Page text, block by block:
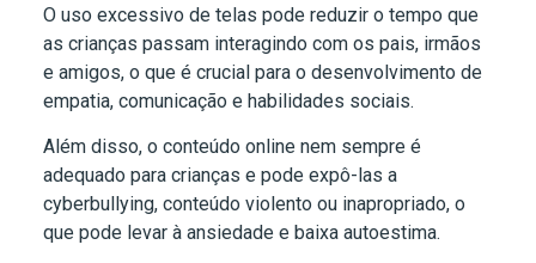
O uso excessivo de telas pode reduzir o tempo que
as crianças passam interagindo com os pais, irmãos
e amigos, o que é crucial para o desenvolvimento de
empatia, comunicação e habilidades sociais.
Além disso, o conteúdo online nem sempre é
adequado para crianças e pode expô-las a
cyberbullying, conteúdo violento ou inapropriado, o
que pode levar à ansiedade e baixa autoestima.